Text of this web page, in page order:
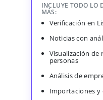
INCLUYE TODO LO
MÁS:
Verificación en
Noticias con
Visualización de
personas
Análisis de
Importaciones